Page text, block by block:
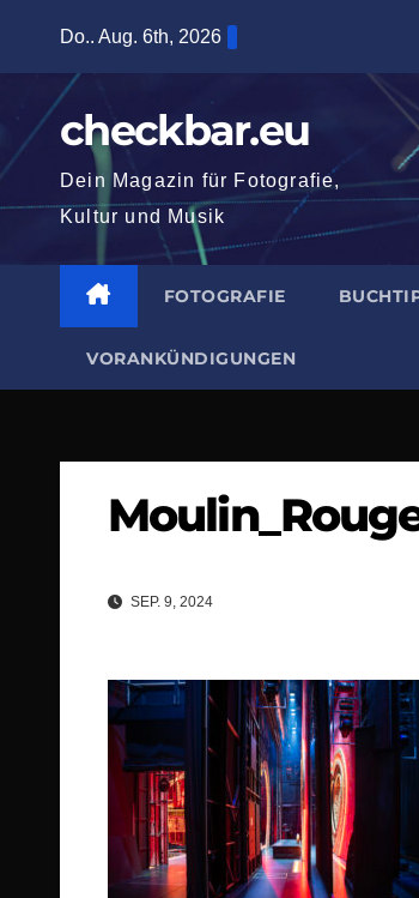
springen
Do.. Aug. 6th, 2026
checkbar.eu
Dein Magazin für Fotografie,
Kultur und Musik
FOTOGRAFIE
VORANKÜNDIGUNGEN
SEP. 9, 2024